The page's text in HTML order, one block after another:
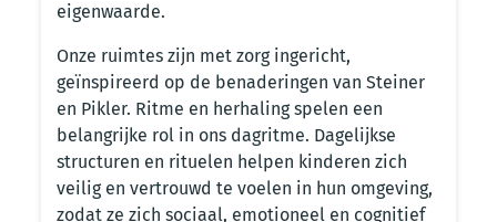
eigenwaarde.
Onze ruimtes zijn met zorg ingericht,
geïnspireerd op de benaderingen van Steiner
en Pikler. Ritme en herhaling spelen een
belangrijke rol in ons dagritme. Dagelijkse
structuren en rituelen helpen kinderen zich
veilig en vertrouwd te voelen in hun omgeving,
zodat ze zich sociaal, emotioneel en cognitief